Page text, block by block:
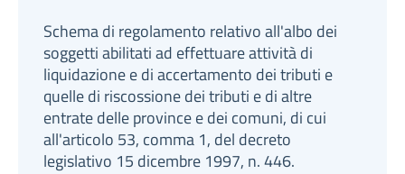
Schema di regolamento relativo all'albo dei
soggetti abilitati ad effettuare attività di
liquidazione e di accertamento dei tributi e
quelle di riscossione dei tributi e di altre
entrate delle province e dei comuni, di cui
all'articolo 53, comma 1, del decreto
legislativo 15 dicembre 1997, n. 446.